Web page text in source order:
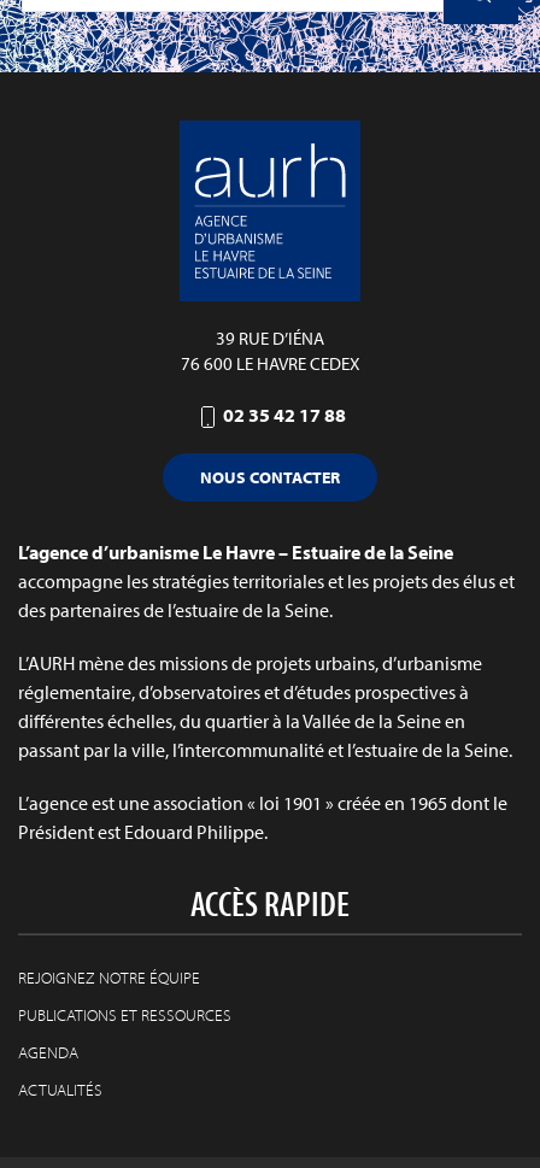
39 RUE D’IÉNA
76 600 LE HAVRE CEDEX
02 35 42 17 88
NOUS CONTACTER
L’agence d’urbanisme Le Havre – Estuaire de la Seine
accompagne les stratégies territoriales et les projets des élus et
des partenaires de l’estuaire de la Seine.
L’AURH mène des missions de projets urbains, d’urbanisme
réglementaire, d’observatoires et d’études prospectives à
différentes échelles, du quartier à la Vallée de la Seine en
passant par la ville, l’intercommunalité et l’estuaire de la Seine.
L’agence est une association « loi 1901 » créée en 1965 dont le
Président est Edouard Philippe.
ACCÈS RAPIDE
REJOIGNEZ NOTRE ÉQUIPE
PUBLICATIONS ET RESSOURCES
AGENDA
ACTUALITÉS